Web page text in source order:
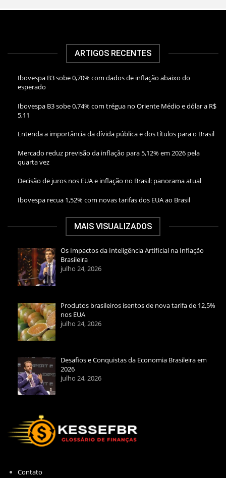
ARTIGOS RECENTES
Ibovespa B3 sobe 0,70% com dados de inflação abaixo do
esperado
Ibovespa B3 sobe 0,74% com trégua no Oriente Médio e dólar a R$
5,11
Entenda a importância da dívida pública e dos títulos para o Brasil
Mercado reduz previsão da inflação para 5,12% em 2026 pela
quarta vez
Decisão de juros nos EUA e inflação no Brasil: panorama atual
Ibovespa recua 1,52% com novas tarifas dos EUA ao Brasil
MAIS VISUALIZADOS
Os Impactos da Inteligência Artificial na Inflação
Brasileira
julho 24, 2026
Produtos brasileiros isentos de nova tarifa de 12,5%
nos EUA
julho 24, 2026
Desafios e Conquistas da Economia Brasileira em
2026
julho 24, 2026
Contato